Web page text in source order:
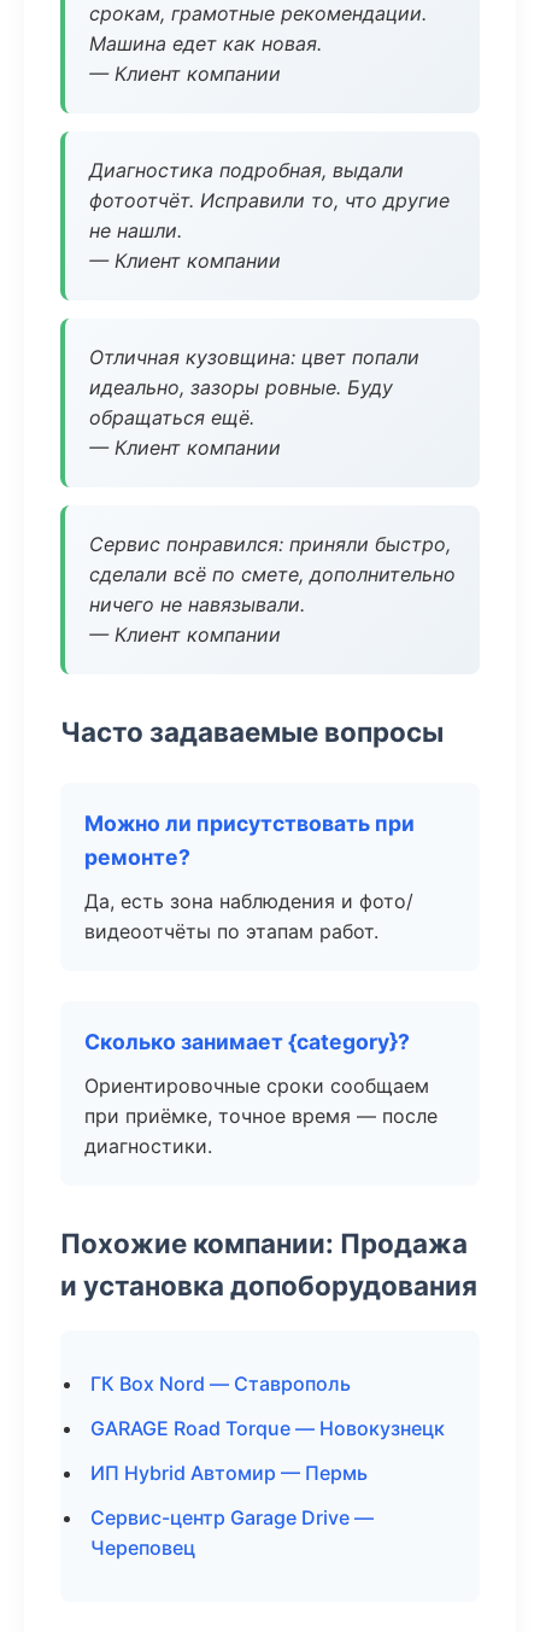
срокам, грамотные рекомендации.
Машина едет как новая.
— Клиент компании
Диагностика подробная, выдали
фотоотчёт. Исправили то, что другие
не нашли.
— Клиент компании
Отличная кузовщина: цвет попали
идеально, зазоры ровные. Буду
обращаться ещё.
— Клиент компании
Сервис понравился: приняли быстро,
сделали всё по смете, дополнительно
ничего не навязывали.
— Клиент компании
Часто задаваемые вопросы
Можно ли присутствовать при
ремонте?
Да, есть зона наблюдения и фото/
видеоотчёты по этапам работ.
Сколько занимает {category}?
Ориентировочные сроки сообщаем
при приёмке, точное время — после
диагностики.
Похожие компании: Продажа
и установка допоборудования
ГК Box Nord — Ставрополь
GARAGE Road Torque — Новокузнецк
ИП Hybrid Автомир — Пермь
Сервис-центр Garage Drive —
Череповец